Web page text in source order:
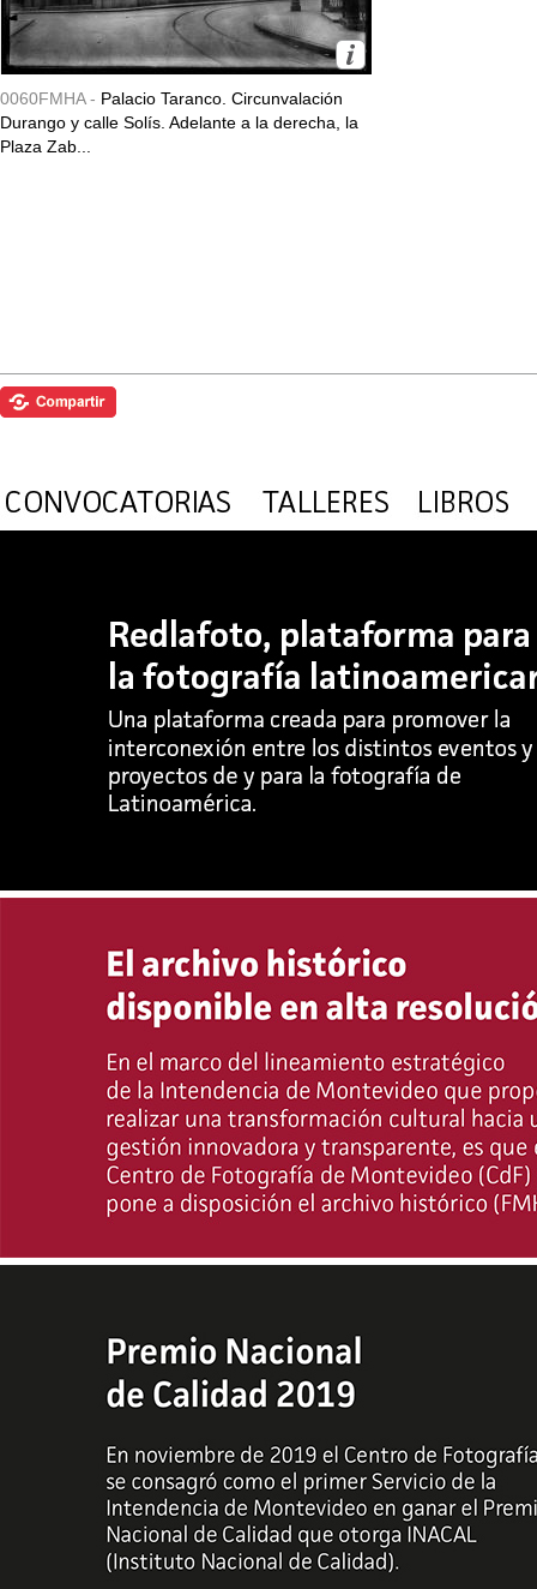
0060FMHA - Palacio Taranco. Circunvalación
Durango y calle Solís. Adelante a la derecha, la
Plaza Zab...